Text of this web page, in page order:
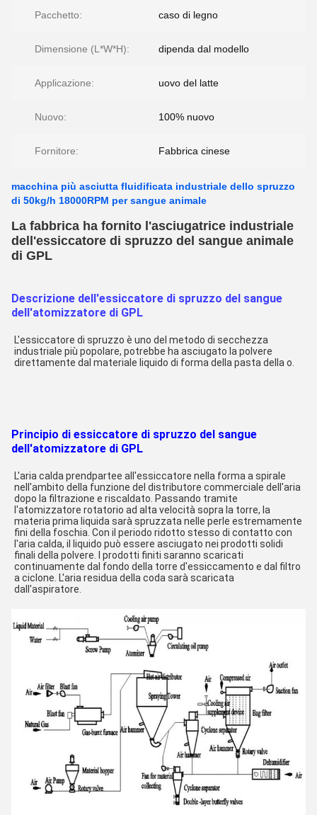
Pacchetto: caso di legno
Dimensione (L*W*H): dipenda dal modello
Applicazione: uovo del latte
Nuovo: 100% nuovo
Fornitore: Fabbrica cinese
macchina più asciutta fluidificata industriale dello spruzzo
di 50kg/h 18000RPM per sangue animale
La fabbrica ha fornito l'asciugatrice industriale
dell'essiccatore di spruzzo del sangue animale
di GPL
Descrizione dell'essiccatore di spruzzo del sangue
dell'atomizzatore di GPL
L'essiccatore di spruzzo è uno del metodo di secchezza
industriale più popolare, potrebbe ha asciugato la polvere
direttamente dal materiale liquido di forma della pasta della o.
Principio di essiccatore di spruzzo del sangue
dell'atomizzatore di GPL
L'aria calda prendpartee all'essiccatore nella forma a spirale
nell'ambito della funzione del distributore commerciale dell'aria
dopo la filtrazione e riscaldato. Passando tramite
l'atomizzatore rotatorio ad alta velocità sopra la torre, la
materia prima liquida sarà spruzzata nelle perle estremamente
fini della foschia. Con il periodo ridotto stesso di contatto con
l'aria calda, il liquido può essere asciugato nei prodotti solidi
finali della polvere. I prodotti finiti saranno scaricati
continuamente dal fondo della torre d'essiccamento e dal filtro
a ciclone. L'aria residua della coda sarà scaricata
dall'aspiratore.